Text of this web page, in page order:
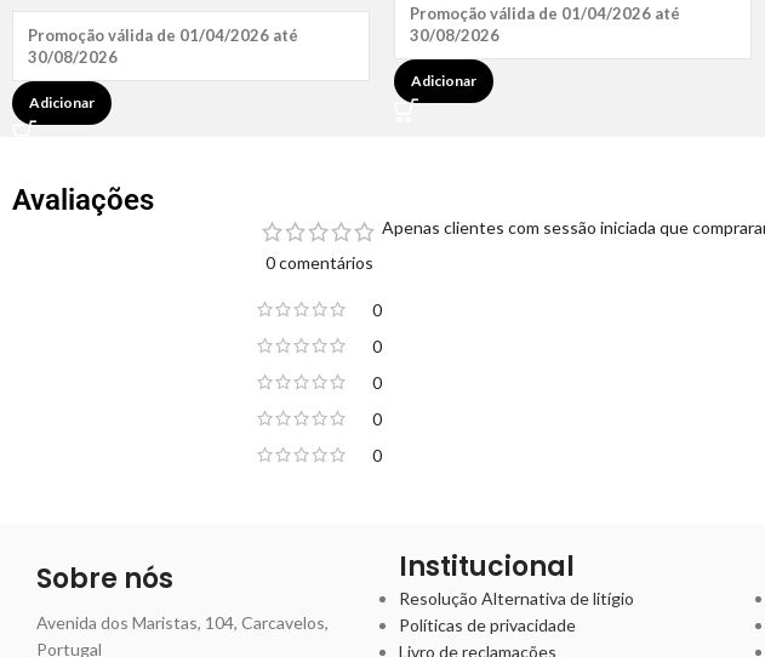
Promoção válida de 01/04/2026 até
30/08/2026
Adicionar
Promoção válida de 01/04/2026 até
30/08/2026
Adicionar
Avaliações
0 comentários
0
0
0
0
0
Apenas clientes com sessão iniciada que
Sobre nós
Avenida dos Maristas, 104, Carcavelos,
Portugal
Institucional
Resolução Alternativa de litígio
Políticas de privacidade
Livro de reclamações